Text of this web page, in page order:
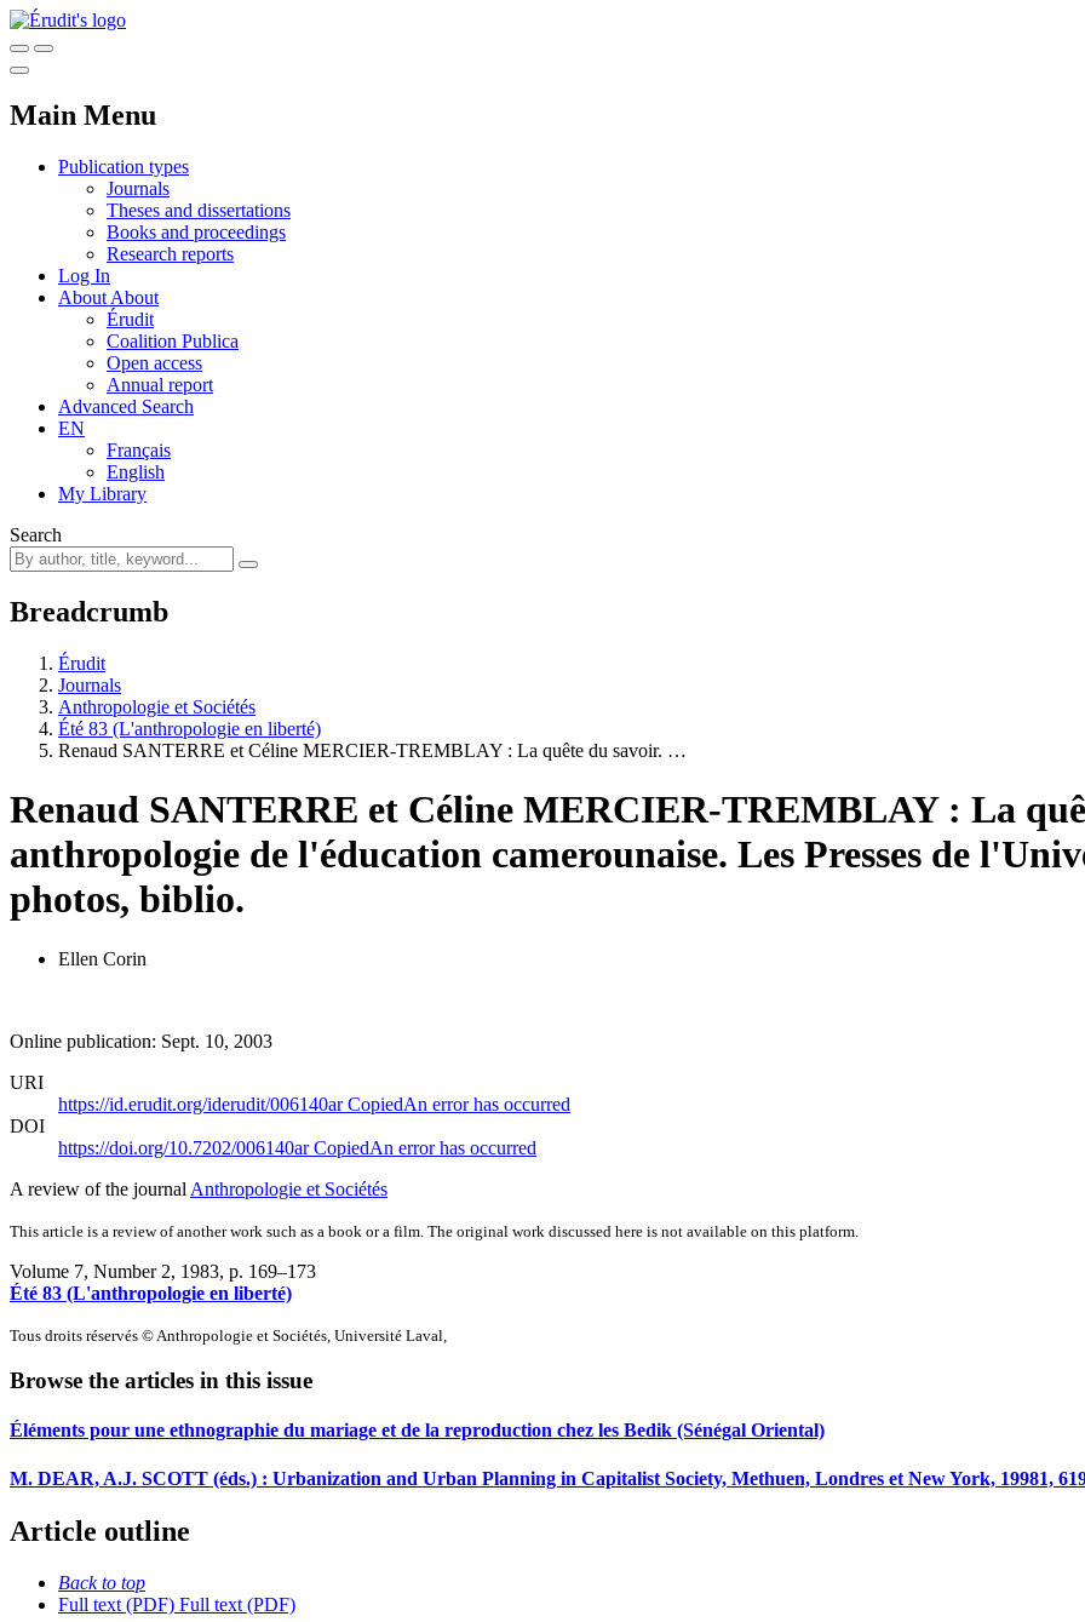
Main Menu
Publication types
Journals
Theses and dissertations
Books and proceedings
Research reports
Log In
About About
Érudit
Coalition Publica
Open access
Annual report
Advanced Search
EN
Français
English
My Library
Search
Breadcrumb
Érudit
Journals
Anthropologie et Sociétés
Été 83 (L'anthropologie en liberté)
Renaud SANTERRE et Céline MERCIER-TREMBLAY : La quête du savoir. …
Renaud SANTERRE et Céline MERCIER-TREMBLAY : La
anthropologie de l'éducation camerounaise. Les Presses de
photos, biblio.
Ellen Corin
Online publication: Sept. 10, 2003
URI
https://id.erudit.org/iderudit/006140arCopiedAn error has occurred
DOI
https://doi.org/10.7202/006140arCopiedAn error has occurred
A review of the journal Anthropologie et Sociétés
This article is a review of another work such as a book or a film. The original work discussed here is not available on this platform.
Volume 7, Number 2, 1983, p. 169–173
Été 83 (L'anthropologie en liberté)
Tous droits réservés © Anthropologie et Sociétés, Université Laval,
Browse the articles in this issue
Éléments pour une ethnographie du mariage et de la reproduction chez les Bedik (Sénégal Oriental)
M. DEAR, A.J. SCOTT (éds.) : Urbanization and Urban Planning in Capitalist Society, Methuen, Londres et New York, 19981,
Article outline
Back to top
Full text (PDF) Full text (PDF)